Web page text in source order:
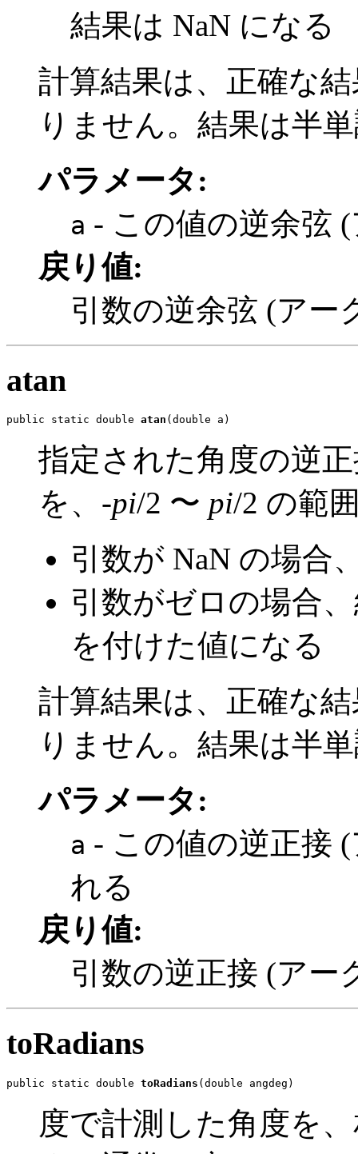
結果は NaN になる
計算結果は、正確な
りません。結果は半
パラメータ:
a - この値の逆余弦
戻り値:
引数の逆余弦 (アー
atan
public static double atan (double a)
指定された角度の逆
を、-pi/2 〜 pi/2 の範
引数が NaN の場合
引数がゼロの場合
を付けた値になる
計算結果は、正確な
りません。結果は半
パラメータ:
a - この値の逆正接
れる
戻り値:
引数の逆正接 (アー
toRadians
public static double toRadians (double angdeg)
度で計測した角度を